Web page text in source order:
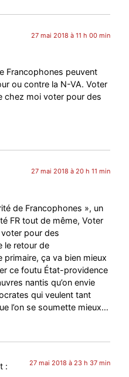
27 mai 2018 à 11 h 00 min
Francophones peuvent
ou contre la N-VA. Voter
chez moi voter pour des
27 mai 2018 à 20 h 11 min
de Francophones », un
FR tout de même, Voter
voter pour des
le retour de
primaire, ça va bien mieux
ce foutu État-providence
nantis qu’on envie
qui veulent tant
l’on se soumette mieux…
: 27 mai 2018 à 23 h 37 min